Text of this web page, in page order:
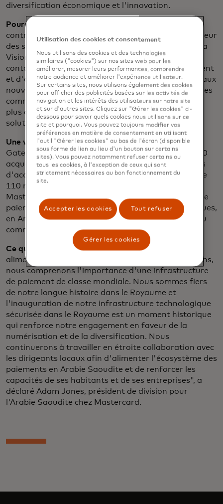
diversification économique et l'innovation.
Pourquoi c'est important :Cette
contribuera à la transformation numérique du secteur
des services financiers saoudien, conformément à la
Vision 2030. Mastercard Gateway est un point de
contact unique qui alimente les solutions de paiement
et d'acceptation numérique sur les marchés et canaux
nouveaux et existants, au niveau local et mondial. Les
commerçants bénéficient d'une prise en charge de
plus de 30 méthodes de paiement différentes et de
solutions de gestion des risques.
Une vue d'ensemble :La technologie Mastercard
Gateway associée au réseau mondial de plus de 200
acquéreurs permet à plus de 500 000 commerçants
d'accéder à une innovation permanente et à plus de
110 millions de points d'acceptation. En 2023,
Mastercard Gateway a traité plus de 950 millions de
paiements, toutes méthodes de paiement confondues,
en Arabie saoudite, soutenant ainsi la croissance du
commerce numérique sur le marché.
Ce que nous disons:"En tant qu'entreprise qui
alimente les économies et donne du pouvoir aux gens,
nous comprenons l'importance d'une infrastructure
de paiement de classe mondiale. Nous sommes fiers
de notre longue histoire dans le Royaume et
l'inauguration de notre infrastructure technologique
sécurisée dans le Royaume est un moment historique
qui renforce notre engagement en faveur de la
numérisation et de la diversification. Nous
continuerons à travailler en étroite collaboration avec
les dirigeants locaux afin d'alimenter l'écosystème des
paiements en Arabie Saoudite et de renforcer les
capacités de ses habitants et de ses entreprises", a
déclaré Adam Jones, président de division pour
l'Arabie Saoudite chez Mastercard.
Utilisation des cookies et consentement
Nous utilisons des cookies et des technologies
similaires ("cookies") sur nos sites web pour les
améliorer, mesurer leurs performances, comprendre
notre audience et améliorer l'expérience utilisateur.
Sur certains sites, nous utilisons également des cookies
pour afficher des publicités basées sur les activités de
navigation et les intérêts des utilisateurs sur notre site
et sur d'autres sites. Cliquez sur "Gérer les cookies" ci-
dessous pour savoir quels cookies nous utilisons sur ce
site et pourquoi. Vous pouvez toujours modifier vos
préférences en matière de consentement en utilisant
l'outil "Gérer les cookies" au bas de l'écran (disponible
sous forme de lien au lieu d'un bouton sur certains
sites). Vous pouvez notamment refuser certains ou
tous les cookies, à l'exception de ceux qui sont
strictement nécessaires au bon fonctionnement du
site.
Accepter les cookies Tout refuser
Gérer les cookies